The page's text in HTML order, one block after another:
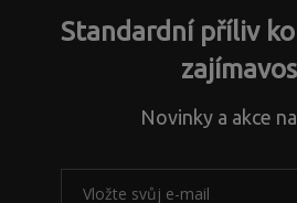
Standardní příliv
Novinky a akce